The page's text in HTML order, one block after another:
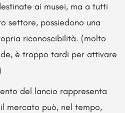
ai musei, ma a tutti
settore, possiedono una
riconoscibilità. (molto
è troppo tardi per attivare
del lancio rappresenta
mercato può, nel tempo,